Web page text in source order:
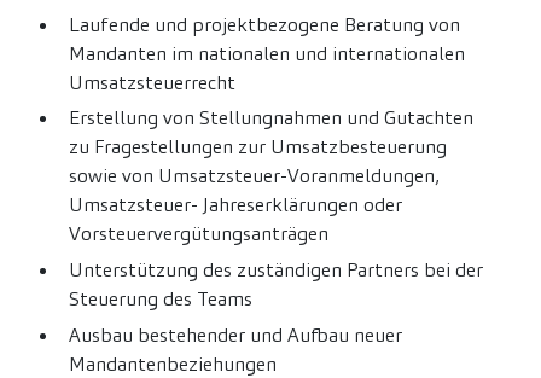
Laufende und projektbezogene Beratung von
Mandanten im nationalen und internationalen
Umsatzsteuerrecht
Erstellung von Stellungnahmen und Gutachten
zu Fragestellungen zur Umsatzbesteuerung
sowie von Umsatzsteuer-Voranmeldungen,
Umsatzsteuer- Jahreserklärungen oder
Vorsteuervergütungsanträgen
Unterstützung des zuständigen Partners bei der
Steuerung des Teams
Ausbau bestehender und Aufbau neuer
Mandantenbeziehungen